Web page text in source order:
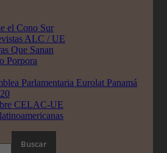
el Cono Sur
ALC / UE
Que Sanan
Porpora
Parlamentaria Eurolat Panamá
CELAC-UE